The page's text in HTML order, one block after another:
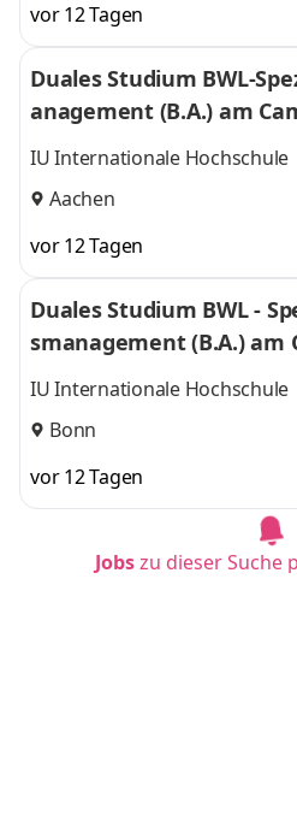
vor 12 Tagen
Duales Studium BWL-
anagement (B.A.) am
IU Internationale Hochschule
Aachen
vor 12 Tagen
Duales Studium BWL -
smanagement (B.A.) am
l
IU Internationale Hochschule
Bonn
vor 12 Tagen
Jobszu dieser Suche